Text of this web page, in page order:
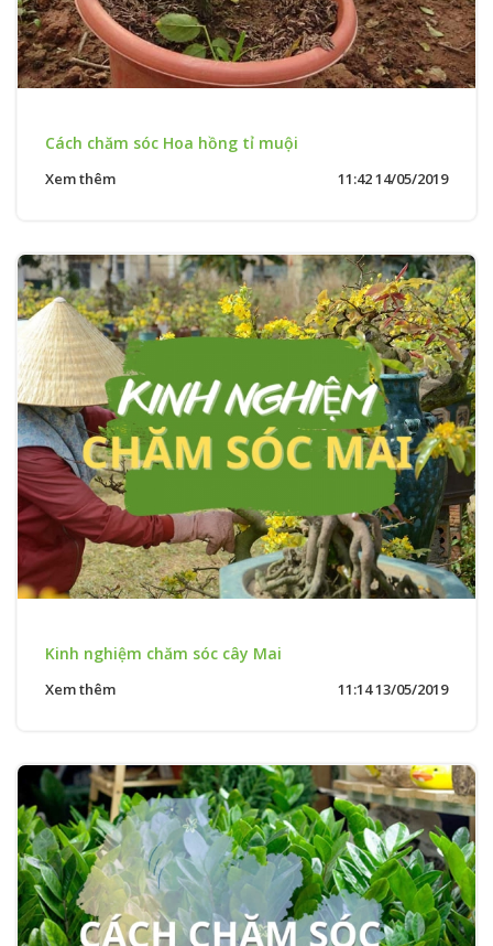
Cách chăm sóc Hoa hồng tỉ muội
Xem thêm 11:42 14/05/2019
Kinh nghiệm chăm sóc cây Mai
Xem thêm 11:14 13/05/2019